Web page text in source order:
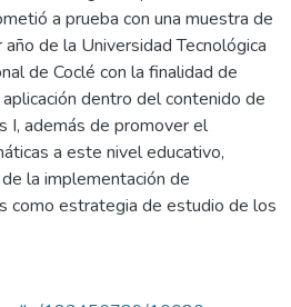
a prueba con una muestra de
de la Universidad Tecnológica
de Coclé con la finalidad de
dentro del contenido de
I, además de promover el
a este nivel educativo,
la implementación de
como estrategia de estudio de los